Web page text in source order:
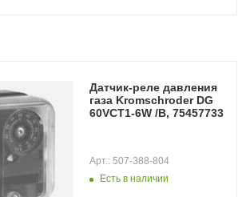
Датчик-реле давления
газа Kromschroder DG
60VCT1-6W /B, 75457733
Есть в наличии
Арт.: 507-388-804